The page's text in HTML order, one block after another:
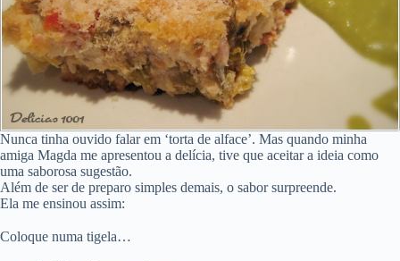
Nunca tinha ouvido falar em ‘torta de alface’. Mas quando minha
amiga Magda me apresentou a delícia, tive que aceitar a ideia como
uma saborosa sugestão.
Além de ser de preparo simples demais, o sabor surpreende.
Ela me ensinou assim:
Coloque numa tigela…